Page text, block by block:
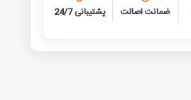
ضمانت اصالت پشتیبانی 24/7